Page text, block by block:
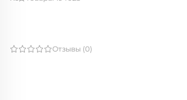
Отзывы (0)